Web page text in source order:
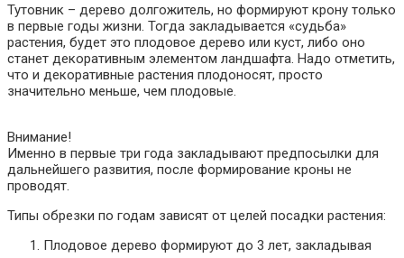
Тутовник – дерево долгожитель, но формируют крону только
в первые годы жизни. Тогда закладывается «судьба»
растения, будет это плодовое дерево или куст, либо оно
станет декоративным элементом ландшафта. Надо отметить,
что и декоративные растения плодоносят, просто
значительно меньше, чем плодовые.
Внимание!
Именно в первые три года закладывают предпосылки для
дальнейшего развития, после формирование кроны не
проводят.
Типы обрезки по годам зависят от целей посадки растения:
Плодовое дерево формируют до 3 лет, закладывая